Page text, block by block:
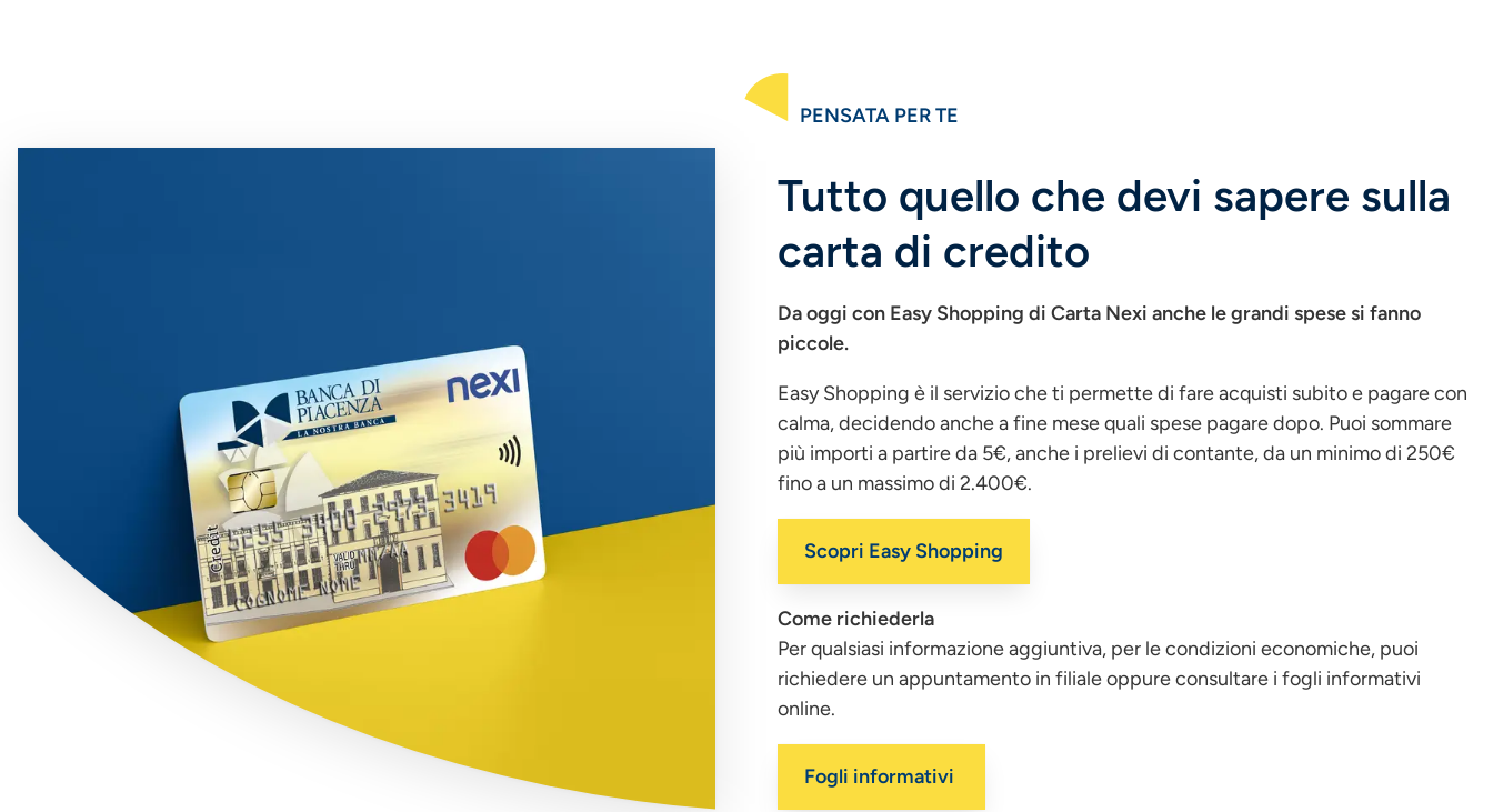
PENSATA PER TE
Tutto quello che devi sapere sulla
carta di credito
Da oggi con Easy Shopping di Carta Nexi anche le grandi spese si fanno
piccole.
Easy Shopping è il servizio che ti permette di fare acquisti subito e pagare con
calma, decidendo anche a fine mese quali spese pagare dopo. Puoi sommare
più importi a partire da 5€, anche i prelievi di contante, da un minimo di 250€
fino a un massimo di 2.400€.
Scopri Easy Shopping
Come richiederla
Per qualsiasi informazione aggiuntiva, per le condizioni economiche, puoi
richiedere un appuntamento in filiale oppure consultare i fogli informativi
online.
Fogli informativi